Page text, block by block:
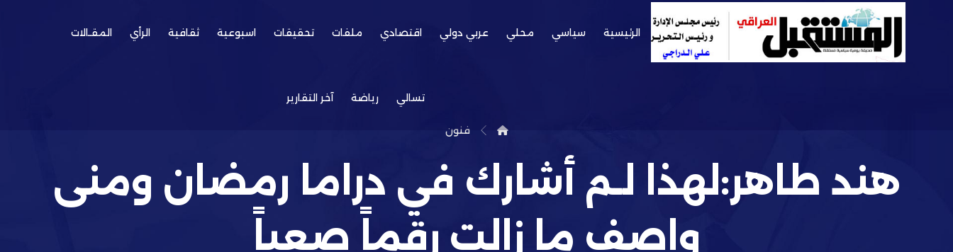
الرئيسية سياسي محلي عربي دولي اقتصادي ملفات تحقيقات اسبوعية ثقافية الرأي المقـالات
تسالي رياضة آخر التقارير
فنون
هند طاهر:لهذا لـم أشارك في دراما رمضان ومنى
واصف ما زالت رقماً صعباً